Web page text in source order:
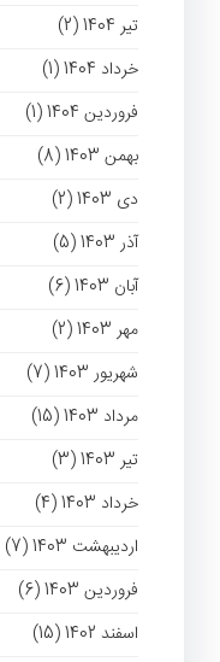
تیر 1404 (2)
خرداد 1404 (1)
فروردین 1404 (1)
بهمن 1403 (8)
دی 1403 (2)
آذر 1403 (5)
آبان 1403 (6)
مهر 1403 (2)
شهریور 1403 (7)
مرداد 1403 (15)
تیر 1403 (3)
خرداد 1403 (4)
اردیبهشت 1403 (7)
فروردین 1403 (6)
اسفند 1402 (15)